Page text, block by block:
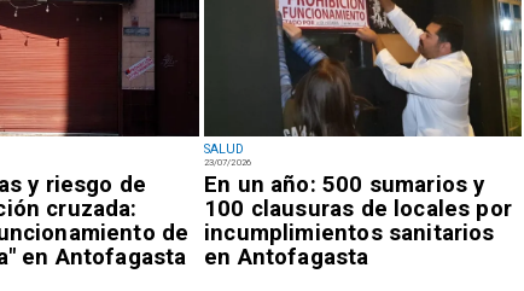
y riesgo de
cruzada:
de
en Antofagasta
SALUD
23/07/2026
En un año: 500 sumarios y
100 clausuras de locales por
incumplimientos sanitarios
en Antofagasta